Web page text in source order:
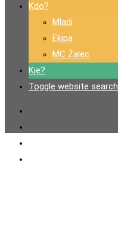
Kdo?
Mladi
Ekipa
MC Žalec
Kje?
Toggle website search